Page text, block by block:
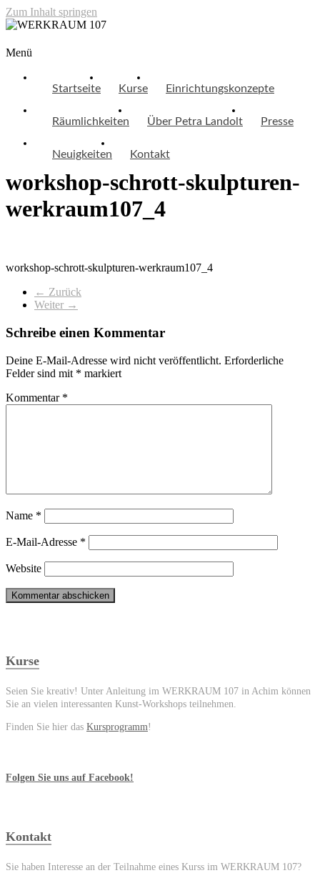
Zum Inhalt springen
WERKRAUM 107
Menü
Startseite Kurse Einrichtungskonzepte
Räumlichkeiten Über Petra Landolt Presse
Neuigkeiten Kontakt
workshop-schrott-skulpturen-
werkraum107_4
workshop-schrott-skulpturen-werkraum107_4
← Zurück
Weiter →
Schreibe einen Kommentar
Deine E-Mail-Adresse wird nicht veröffentlicht. Erforderliche
Felder sind mit * markiert
Kommentar *
Name *
E-Mail-Adresse *
Website
Kurse
Seien Sie kreativ! Unter Anleitung im WERKRAUM 107 in Achim können
Sie an vielen interessanten Kunst-Workshops teilnehmen.
Finden Sie hier das Kursprogramm!
Folgen Sie uns auf Facebook!
Kontakt
Sie haben Interesse an der Teilnahme eines Kurss im WERKRAUM 107?